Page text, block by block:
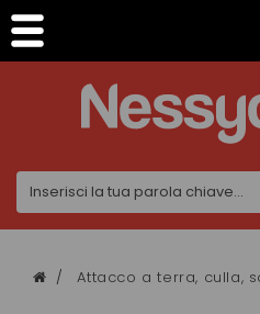
Attacco a terra, culla,
Pannello di gestione dei cookies